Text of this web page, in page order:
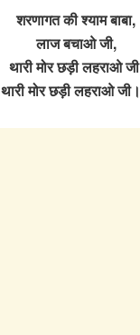
शरणागत की श्याम बाबा,
लाज बचाओ जी,
थारी मोर छड़ी लहराओ
थारी मोर छड़ी लहराओ